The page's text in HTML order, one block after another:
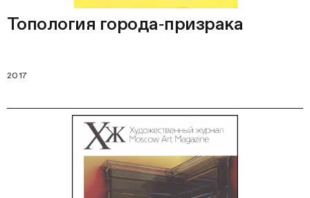
Топология города‑призрака
2017